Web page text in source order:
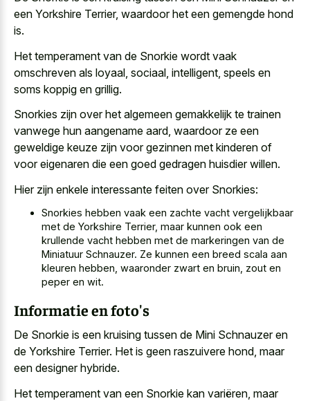
een Yorkshire Terrier, waardoor het een gemengde hond
is.
Het temperament van de Snorkie wordt vaak
omschreven als loyaal, sociaal, intelligent, speels en
soms koppig en grillig.
Snorkies zijn over het algemeen gemakkelijk te trainen
vanwege hun aangename aard, waardoor ze een
geweldige keuze zijn voor gezinnen met kinderen of
voor eigenaren die een goed gedragen huisdier willen.
Hier zijn enkele interessante feiten over Snorkies:
Snorkies hebben vaak een zachte vacht vergelijkbaar
met de Yorkshire Terrier, maar kunnen ook een
krullende vacht hebben met de markeringen van de
Miniatuur Schnauzer. Ze kunnen een breed scala aan
kleuren hebben, waaronder zwart en bruin, zout en
peper en wit.
Informatie en foto's
De Snorkie is een kruising tussen de Mini Schnauzer en
de Yorkshire Terrier. Het is geen raszuivere hond, maar
een designer hybride.
Het temperament van een Snorkie kan variëren, maar